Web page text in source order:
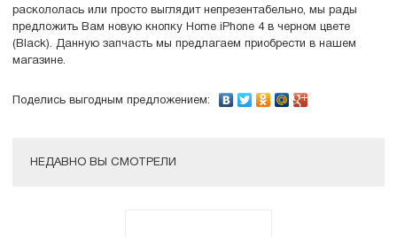
раскололась или просто выглядит непрезентабельно, мы рады
предложить Вам новую кнопку Home iPhone 4 в черном цвете
(Black). Данную запчасть мы предлагаем приобрести в нашем
магазине.
Поделись выгодным предложением:
НЕДАВНО ВЫ СМОТРЕЛИ